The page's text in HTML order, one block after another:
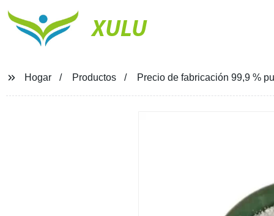
XULU
Hogar Productos Precio de fabricación 99,9 %